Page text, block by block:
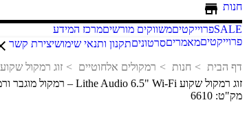
חנות
SALEפרוייקטיםמשווקים מורשיםמרכז המידע
פרוייקטיםמאמריםסרטוניםתקנון ותנאי שימושיצירת קשר
דף הבית
חנות רמקולים אלחוטיים
זוג רמקול שקוע Lithe Audio 6.5" Wi-Fi – רמקול מוגבר ורמקול פסיבי
זוג רמקול שקוע Lithe Audio 6.5" Wi-Fi – רמקול מוגבר ורמקול פסיבי
מק"ט: 6610